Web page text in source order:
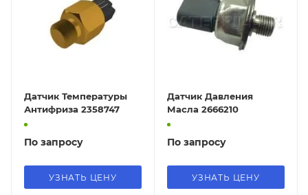
Датчик Температуры
Антифриза 2358747
По запросу
УЗНАТЬ ЦЕНУ
Датчик Давления
Масла 2666210
По запросу
УЗНАТЬ ЦЕНУ